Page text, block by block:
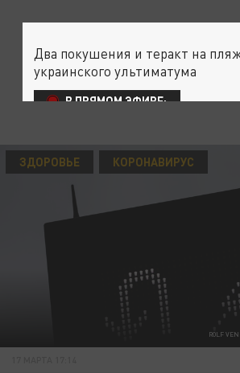
ROLF
ЗДОРОВЬЕ КОРОНАВИРУС
Два покушения и теракт на
украинского ультиматума
В ПРЯМОМ ЭФИРЕ: